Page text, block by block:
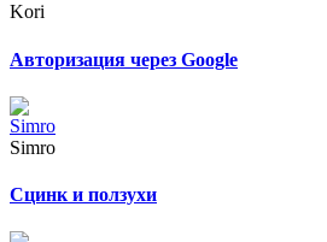
Kori
Авторизация через Google
Simro
Сцинк и ползухи